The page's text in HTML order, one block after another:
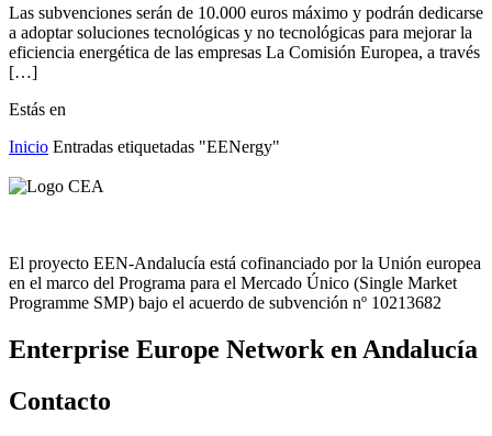
Las subvenciones serán de 10.000 euros máximo y podrán dedicarse
a adoptar soluciones tecnológicas y no tecnológicas para mejorar la
eficiencia energética de las empresas La Comisión Europea, a través
[…]
Estás en
Inicio Entradas etiquetadas "EENergy"
El proyecto EEN-Andalucía está cofinanciado por la Unión europea
en el marco del Programa para el Mercado Único (Single Market
Programme SMP) bajo el acuerdo de subvención nº 10213682
Enterprise Europe Network en Andalucía
Contacto